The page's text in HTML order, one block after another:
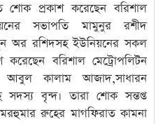
শোক প্রকাশ করেছেন বরিশাল
সভাপতি মামুনুর রশীদ
অর রশিদসহ ইউনিয়নের সকল
করেছেন বরিশাল মেট্রোপলিটন
আবুল কালাম আজাদ,সাধারন
বৃন্দ। তারা শোক সন্তপ্ত
রুহের মাগফিরাত কামনা